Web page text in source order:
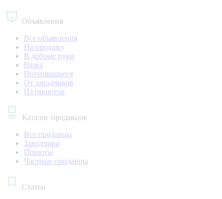
Объявления
Все объявления
На продажу
В добрые руки
Вязка
Потерявшиеся
От заводчиков
Из приютов
Каталог продавцов
Все продавцы
Заводчики
Приюты
Частные продавцы
Статьи